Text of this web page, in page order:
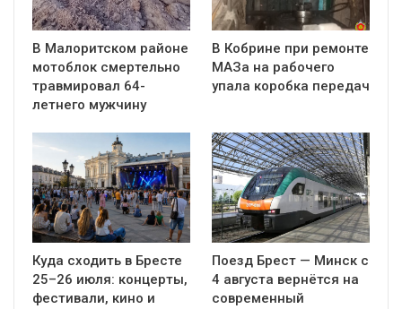
В Малоритском районе
мотоблок смертельно
травмировал 64-
летнего мужчину
В Кобрине при ремонте
МАЗа на рабочего
упала коробка передач
Куда сходить в Бресте
25–26 июля: концерты,
фестивали, кино и
Поезд Брест — Минск с
4 августа вернётся на
современный